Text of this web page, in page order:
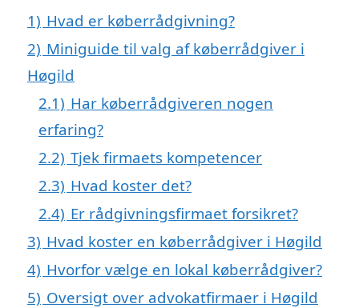
1) Hvad er køberrådgivning?
2) Miniguide til valg af køberrådgiver i
Høgild
2.1) Har køberrådgiveren nogen
erfaring?
2.2) Tjek firmaets kompetencer
2.3) Hvad koster det?
2.4) Er rådgivningsfirmaet forsikret?
3) Hvad koster en køberrådgiver i Høgild
4) Hvorfor vælge en lokal køberrådgiver?
5) Oversigt over advokatfirmaer i Høgild